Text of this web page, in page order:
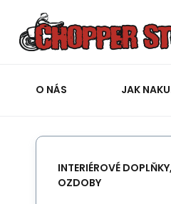
O NÁS JAK
INTERIÉROVÉ DOPLŇKY,
OZDOBY